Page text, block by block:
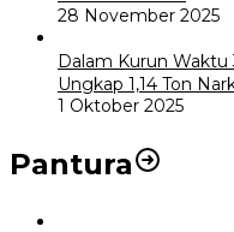
28 November 2025
Dalam Kurun
Ungkap 1,14 Ton
1 Oktober 2025
Pantura